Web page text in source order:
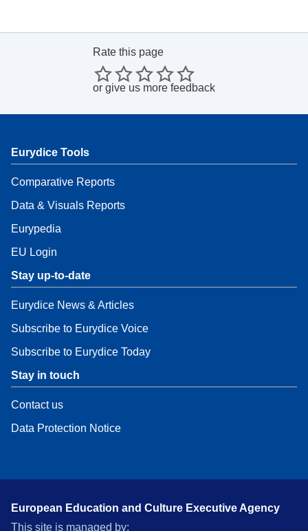
Rate this page
or give us more feedback
Eurydice Tools
Comparative Reports
Data & Visuals Reports
Eurypedia
EU Login
Stay up-to-date
Eurydice News & Articles
Subscribe to Eurydice Voice
Subscribe to Eurydice Today
Stay in touch
Contact us
Data Protection Notice
European Education and Culture Executive Agency
This site is managed by: